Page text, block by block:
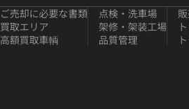
ご売却に必要な書類
買取エリア
高額買取車輌
点検・洗車場
架修・架装工場
品質管理